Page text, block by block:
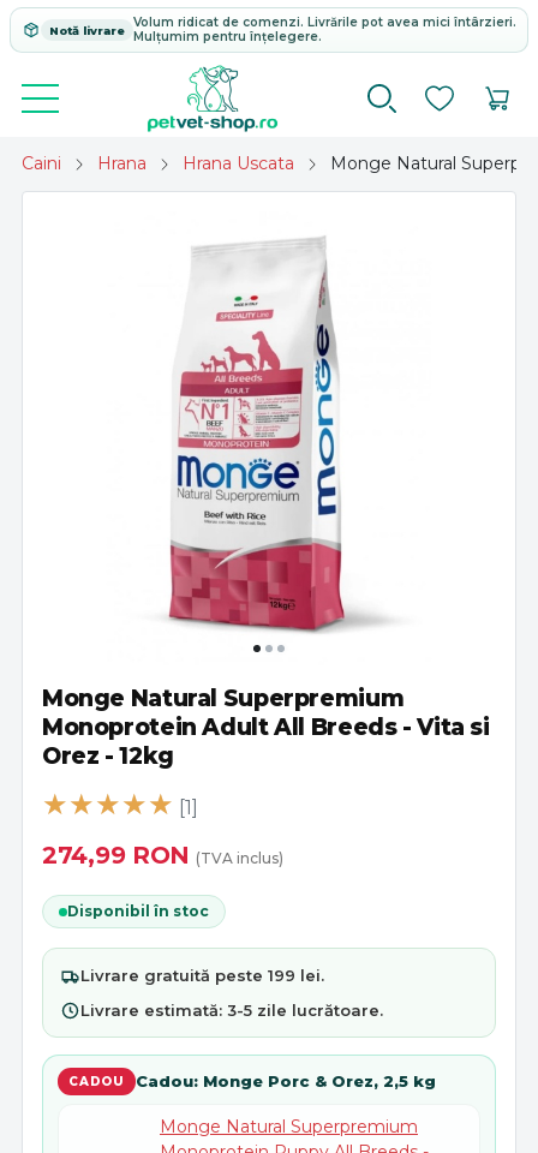
Notă livrare
Volum ridicat de comenzi. Livrările pot avea mici întârzieri.
Mulțumim pentru înțelegere.
Caini Hrana Hrana Uscata Monge Natural
Monge Natural Superpremium
Monoprotein Adult All Breeds - Vita si
Orez - 12kg
[1]
274,99 RON (TVA inclus)
Disponibil în stoc
Livrare gratuită peste 199 lei.
Livrare estimată: 3-5 zile lucrătoare.
Cadou: Monge Porc & Orez, 2,5 kg
Monge Natural Superpremium